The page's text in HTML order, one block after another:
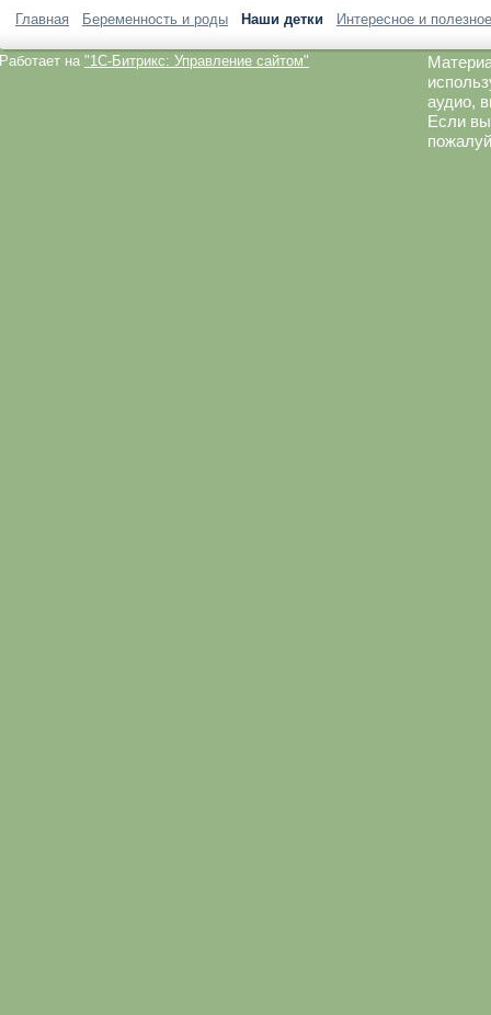
Главная Беременность и роды Наши детки Интересное и полезное
Работает на "1C-Битрикс: Управление сайтом"
аудио,
Если вы